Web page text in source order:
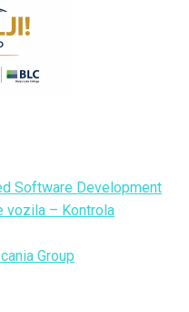
Software Development
vozila – Kontrola
Group